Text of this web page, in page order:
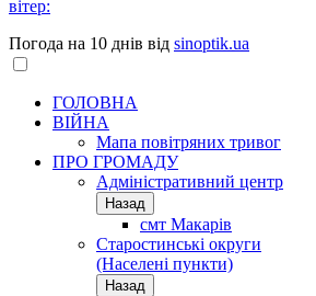
вітер:
Погода на 10 днів від sinoptik.ua
ГОЛОВНА
ВІЙНА
Мапа повітряних тривог
ПРО ГРОМАДУ
Aдміністративний центр
Назад
смт Макарів
Старостинські округи
(Населені пункти)
Назад